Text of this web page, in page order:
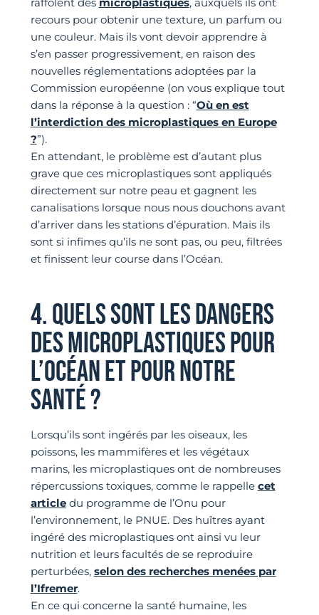
recours pour obtenir une texture, un parfum ou
une couleur. Mais ils vont devoir apprendre à
s’en passer progressivement, en raison des
nouvelles réglementations adoptées par la
Commission européenne (on vous explique tout
dans la réponse à la question : “Où en est
l’interdiction des microplastiques en Europe
?”).
En attendant, le problème est d’autant plus
grave que ces microplastiques sont appliqués
directement sur notre peau et gagnent les
canalisations lorsque nous nous douchons avant
d’arriver dans les stations d’épuration. Mais ils
sont si infimes qu’ils ne sont pas, ou peu, filtrées
et finissent leur course dans l’Océan.
4. QUELS SONT LES DANGERS
DES MICROPLASTIQUES POUR
L’OCÉAN ET POUR NOTRE
SANTÉ ?
Lorsqu’ils sont ingérés par les oiseaux, les
poissons, les mammifères et les végétaux
marins, les microplastiques ont de nombreuses
répercussions toxiques, comme le rappelle cet
articledu programme de l’Onu pour
l’environnement, le PNUE. Des huîtres ayant
ingéré des microplastiques ont ainsi vu leur
nutrition et leurs facultés de se reproduire
perturbées, selon des recherches menées par
l’Ifremer.
En ce qui concerne la santé humaine, les